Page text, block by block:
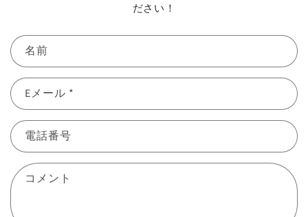
ださい！
名前
Eメール *
電話番号
コメント